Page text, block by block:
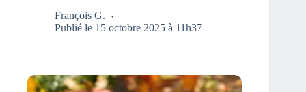
François G.
Publié le 15 octobre 2025 à 11h37